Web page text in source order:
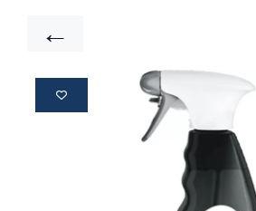
←